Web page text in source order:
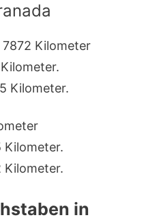
Kilometer
Kilometer.
Kilometer.
Kilometer.
in